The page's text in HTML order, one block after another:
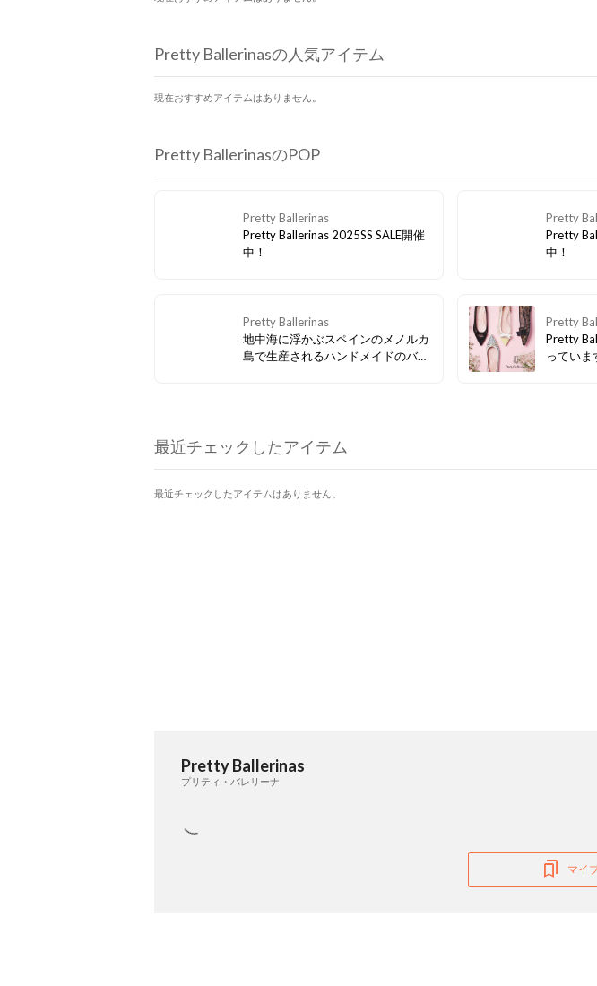
Pretty Ballerinasの人気アイテム
現在おすすめアイテムはありません。
Pretty BallerinasのPOP
Pretty Ballerinas
Pretty Ballerinas 2025SS SALE開催
中！
Pretty
Pretty
中！
Pretty Ballerinas
地中海に浮かぶスペインのメノルカ
島で生産されるハンドメイドのバレ
Pretty
Pretty
っていま
最近チェックしたアイテム
最近チェックしたアイテムはありません。
Pretty Ballerinas
プリティ・バレリーナ
マイ